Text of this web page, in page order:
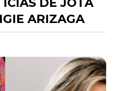
ARIZAGA